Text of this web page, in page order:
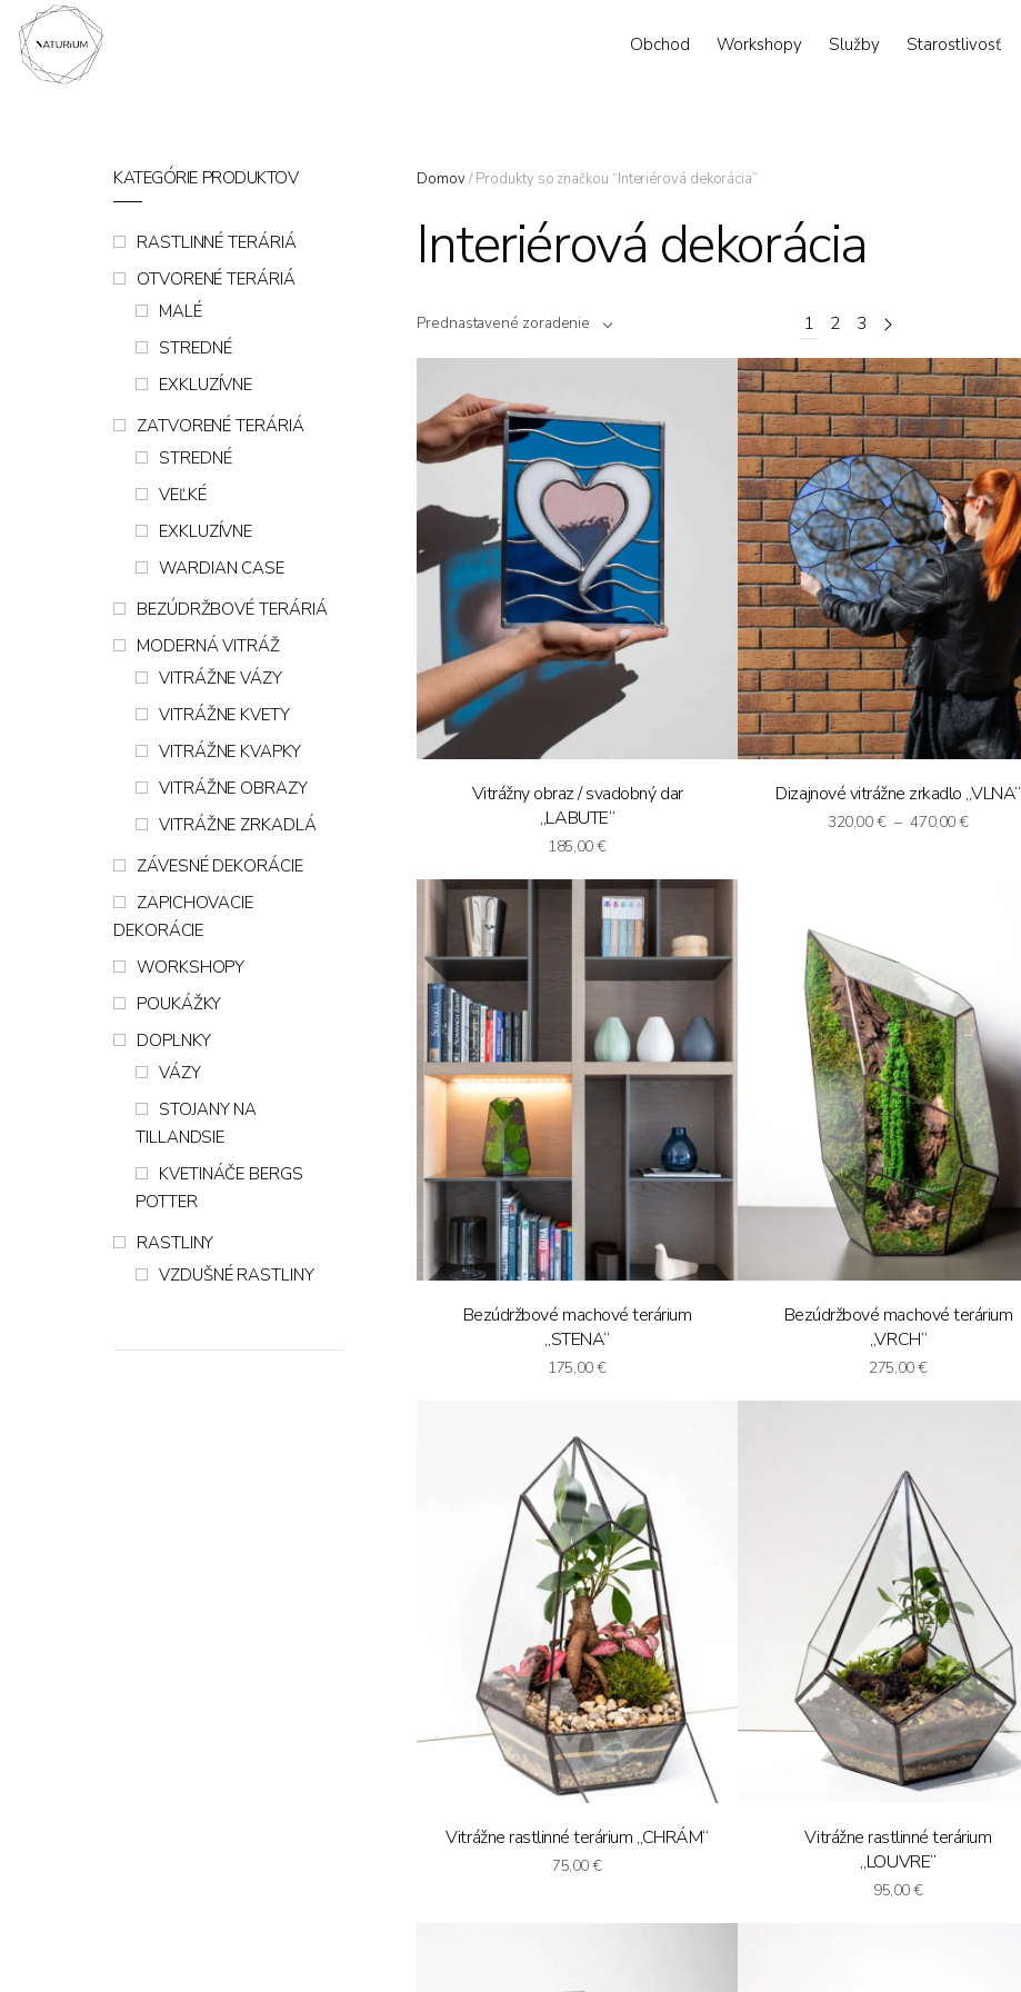
Obchod Workshopy Služby Starostlivosť
Domov/ Produkty so značkou “Interiérová dekorácia”
Interiérová dekorácia
Prednastavené zoradenie 1 2 3
Vitrážny obraz / svadobný dar
„LABUTE“
185,00€
Dizajnové vitrážne zrkadlo „VLNA“
320,00€ – 470,00€
Bezúdržbové machové terárium
„STENA“
175,00€
Bezúdržbové machové terárium
„VRCH“
275,00€
Vitrážne rastlinné terárium „CHRÁM“
75,00€
Vitrážne rastlinné terárium
„LOUVRE“
95,00€
KATEGÓRIE PRODUKTOV
RASTLINNÉ TERÁRIÁ
OTVORENÉ TERÁRIÁ
MALÉ
STREDNÉ
EXKLUZÍVNE
ZATVORENÉ TERÁRIÁ
STREDNÉ
VEĽKÉ
EXKLUZÍVNE
WARDIAN CASE
BEZÚDRŽBOVÉ TERÁRIÁ
MODERNÁ VITRÁŽ
VITRÁŽNE VÁZY
VITRÁŽNE KVETY
VITRÁŽNE KVAPKY
VITRÁŽNE OBRAZY
VITRÁŽNE ZRKADLÁ
ZÁVESNÉ DEKORÁCIE
ZAPICHOVACIE
DEKORÁCIE
WORKSHOPY
POUKÁŽKY
DOPLNKY
VÁZY
STOJANY NA
TILLANDSIE
KVETINÁČE BERGS
POTTER
RASTLINY
VZDUŠNÉ RASTLINY